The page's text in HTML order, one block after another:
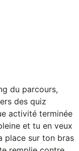
du parcours,
des quiz
activité terminée
et tu en veux
place sur ton bras